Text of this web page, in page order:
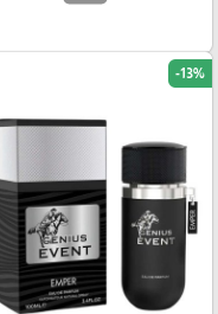
-13%